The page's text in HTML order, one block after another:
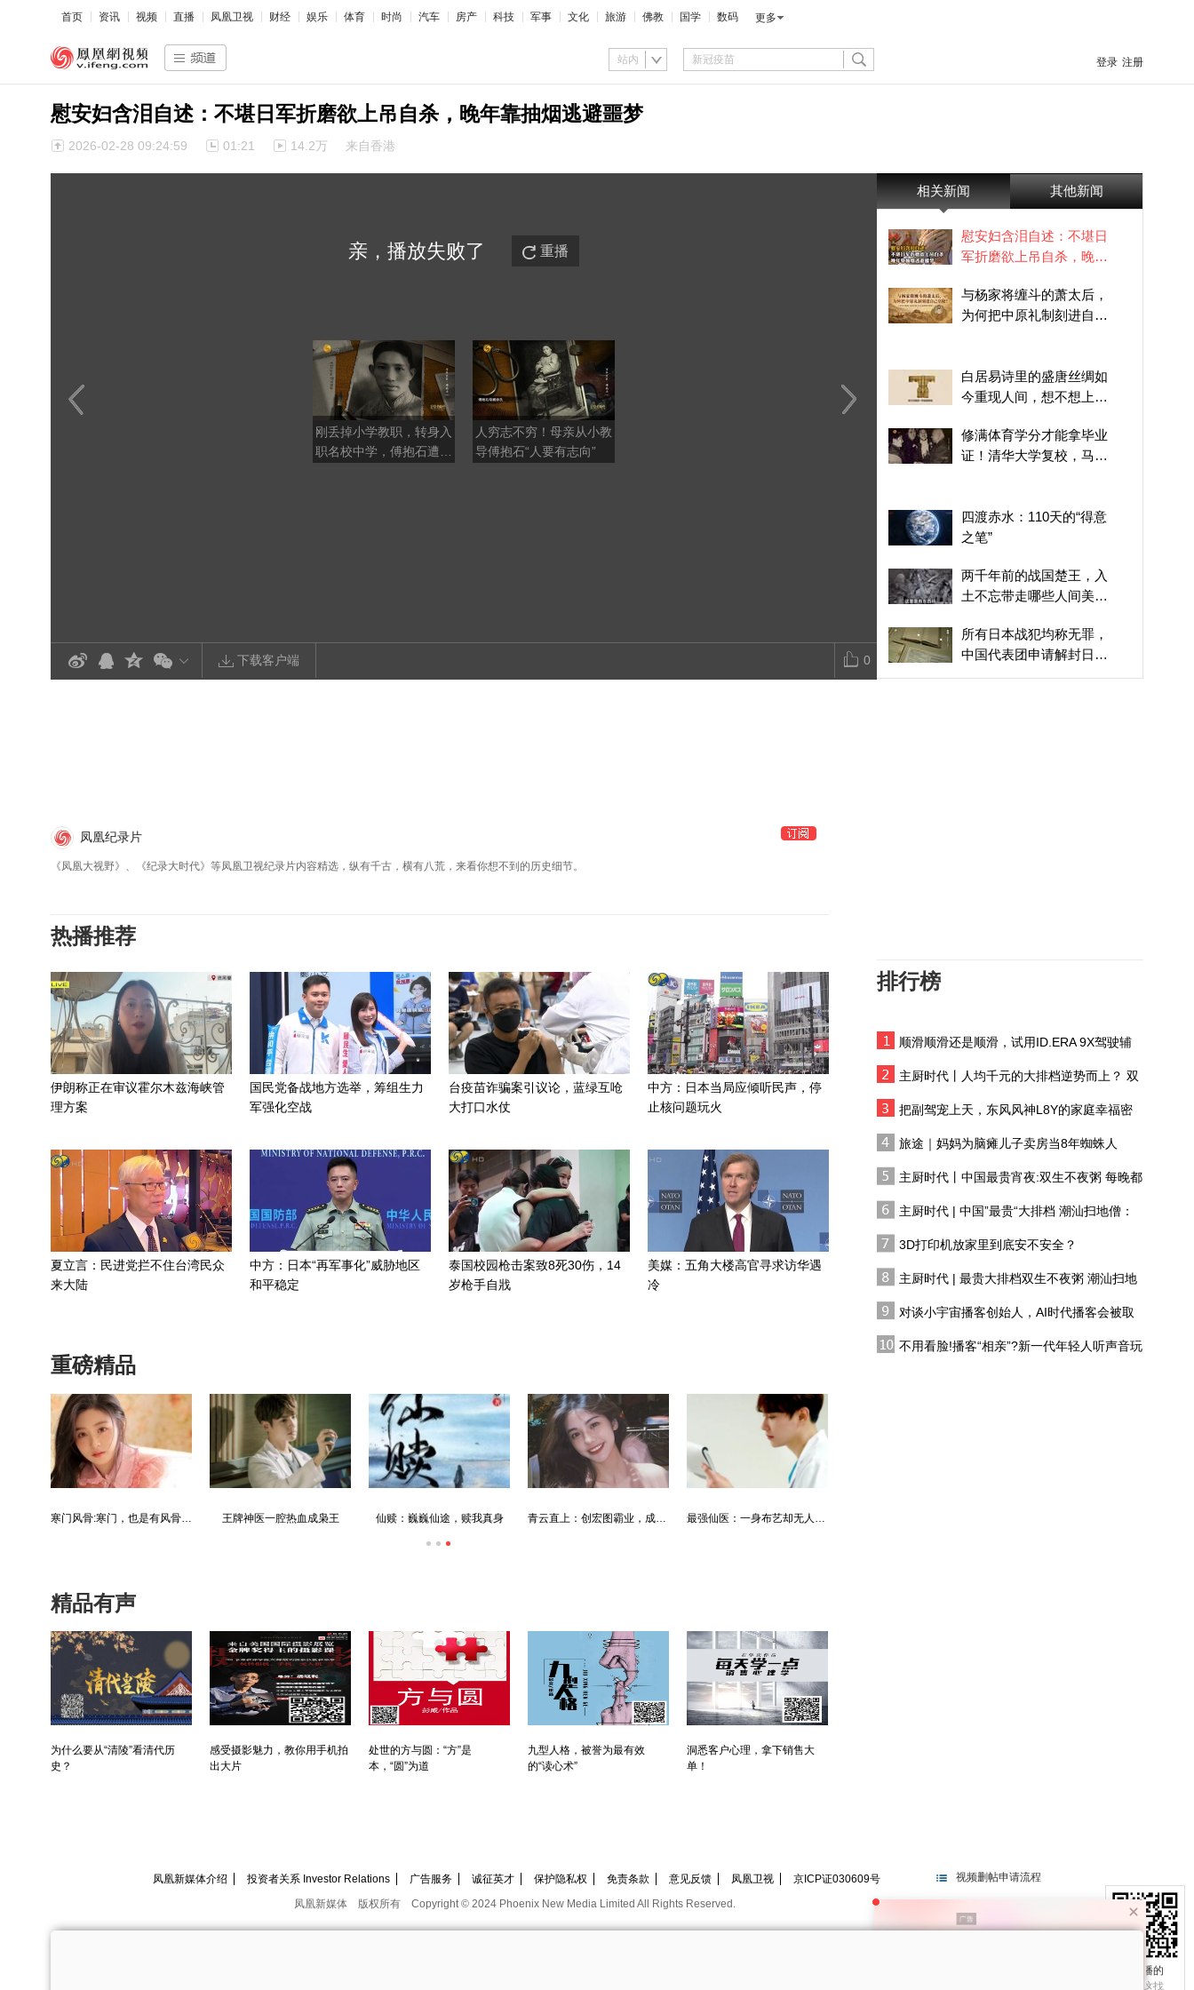
首页 资讯 视频 直播 凤凰卫视 财经 娱乐 体育 时尚 汽车 房产 科技 军事 文化 旅游 佛教 国学 数码 更多
站内 登录 注册
慰安妇含泪自述：不堪日军折磨欲上吊自杀，晚年靠抽烟逃避噩梦
2026-02-28 09:24:59 01:21 14.2万 来自香港
亲，播放失败了 重播
刚丢掉小学教职，转身入
职名校中学，傅抱石遭人
人穷志不穷！母亲从小教
导傅抱石“人要有志向”
傅抱石仿刻印章惹大祸，
傅抱石家境贫寒无力求
学，巡警陶先生的善意，
下载客户端 0
相关新闻 其他新闻
慰安妇含泪自述：不堪日
军折磨欲上吊自杀，晚年
与杨家将缠斗的萧太后，
为何把中原礼制刻进自己
白居易诗里的盛唐丝绸如
今重现人间，想不想上身
修满体育学分才能拿毕业
证！清华大学复校，马约
四渡赤水：110天的“得意
之笔”
两千年前的战国楚王，入
土不忘带走哪些人间美
所有日本战犯均称无罪，
中国代表团申请解封日本
内部档案，找到关键证据
迹了
人穷志不穷！母亲从小教
傅抱石：从修伞铺里走出
目光投向邻家的刻字摊
学，巡警陶先生的善意，
点亮他的求学之路
刚丢掉小学教职，转身入
职名校中学，傅抱石遭人
富家小姐爱上穷小子，傅
“中国无唐朝”是鬼话！撕
凤凰纪录片
《凤凰大视野》、《纪录大时代》等凤凰卫视纪录片内容精选，纵有千古，横有八荒，来看你想不到的历史细节。
热播推荐
伊朗称正在审议霍尔木兹海峡管
理方案
国民党备战地方选举，筹组生力
军强化空战
台疫苗诈骗案引议论，蓝绿互呛
大打口水仗
中方：日本当局应倾听民声，停
止核问题玩火
夏立言：民进党拦不住台湾民众
来大陆
中方：日本“再军事化”威胁地区
和平稳定
泰国校园枪击案致8死30伤，14
岁枪手自戕
美媒：五角大楼高官寻求访华遇
冷
重磅精品
寒门风骨:寒门，也是有风骨的！ 王牌神医一腔热血成枭王 仙赎：巍巍仙途，赎我真身 青云直上：创宏图霸业，成人生赢家 最强仙医：一身布艺却无人不识
精品有声
为什么要从“清陵”看清代历
史？
感受摄影魅力，教你用手机拍
出大片
处世的方与圆：“方”是
本，“圆”为道
九型人格，被誉为最有效
的“读心术”
洞悉客户心理，拿下销售大
单！
排行榜
顺滑顺滑还是顺滑，试用ID.ERA 9X驾驶辅
主厨时代丨人均千元的大排档逆势而上？ 双
把副驾宠上天，东风风神L8Y的家庭幸福密
旅途｜妈妈为脑瘫儿子卖房当8年蜘蛛人
主厨时代丨中国最贵宵夜:双生不夜粥 每晚都
主厨时代 | 中国”最贵“大排档 潮汕扫地僧：
3D打印机放家里到底安不安全？
主厨时代 | 最贵大排档双生不夜粥 潮汕扫地
对谈小宇宙播客创始人，AI时代播客会被取
不用看脸!播客“相亲”?新一代年轻人听声音玩
凤凰新媒体介绍 投资者关系 Investor Relations 广告服务 诚征英才 保护隐私权 免责条款 意见反馈 凤凰卫视
京ICP证030609号
凤凰新媒体
版权所有 Copyright © 2024 Phoenix New Media Limited All Rights Reserved.
视频删帖申请流程
电视不播的
真相在这找